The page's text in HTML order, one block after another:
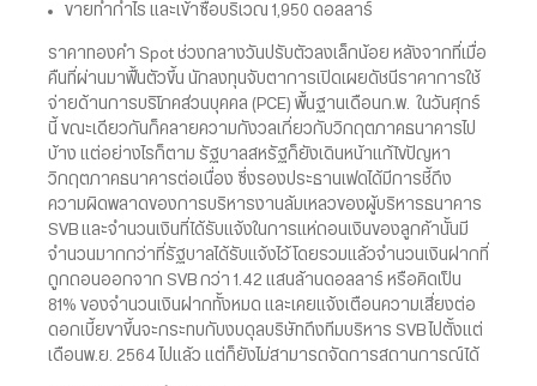
ขายทำกำไร และเข้าซื้อบริเวณ 1,950 ดอลลาร์
ราคาทองคำ Spot ช่วงกลางวันปรับตัวลงเล็กน้อย หลังจากที่เมื่อ
คืนที่ผ่านมาฟื้นตัวขึ้น นักลงทุนจับตาการเปิดเผยดัชนีราคาการใช้
จ่ายด้านการบริโภคส่วนบุคคล (PCE) พื้นฐานเดือนก.พ. ในวันศุกร์
นี้ ขณะเดียวกันก็คลายความกังวลเกี่ยวกับวิกฤตภาคธนาคารไป
บ้าง แต่อย่างไรก็ตาม รัฐบาลสหรัฐก็ยังเดินหน้าแก้ไขปัญหา
วิกฤตภาคธนาคารต่อเนื่อง ซึ่งรองประธานเฟดได้มีการชี้ถึง
ความผิดพลาดของการบริหารงานล้มเหลวของผู้บริหารธนาคาร
SVB และจำนวนเงินที่ได้รับแจ้งในการแห่ถอนเงินของลูกค้านั้นมี
จำนวนมากกว่าที่รัฐบาลได้รับแจ้งไว้ โดยรวมแล้วจำนวนเงินฝากที่
ถูกถอนออกจาก SVB กว่า 1.42 แสนล้านดอลลาร์ หรือคิดเป็น
81% ของจำนวนเงินฝากทั้งหมด และเคยแจ้งเตือนความเสี่ยงต่อ
ดอกเบี้ยขาขึ้นจะกระทบกับงบดุลบริษัทถึงทีมบริหาร SVB ไปตั้งแต่
เดือนพ.ย. 2564 ไปแล้ว แต่ก็ยังไม่สามารถจัดการสถานการณ์ได้